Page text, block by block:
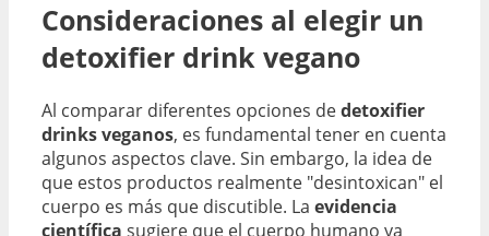
Consideraciones al elegir un
detoxifier drink vegano
Al comparar diferentes opciones dedetoxifier
drinks veganos, es fundamental tener en cuenta
algunos aspectos clave. Sin embargo, la idea de
que estos productos realmente "desintoxican" el
cuerpo es más que discutible. La evidencia
científica sugiere que el cuerpo humano ya